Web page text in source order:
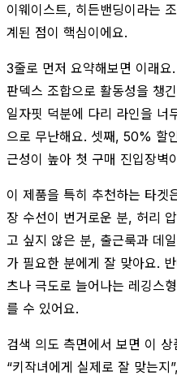
이웨이스트, 히든밴딩이라는
계된 점이 핵심이에요.
3줄로 먼저 요약해보면 이래
판덱스 조합으로 활동성을 챙
일자핏 덕분에 다리 라인을 너
으로 무난해요. 셋째, 50% 할
근성이 높아 첫 구매 진입장벽
이 제품을 특히 추천하는 타겟
장 수선이 번거로운 분, 허리
고 싶지 않은 분, 출근룩과 데
가 필요한 분에게 잘 맞아요.
츠나 극도로 늘어나는 레깅스
를 수 있어요.
검색 의도 측면에서 보면 이
“키작녀에게 실제로 잘 맞는지